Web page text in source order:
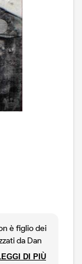
vintage
di tutto il
William
è figlio dei
da Dan
i due DI PIÙ